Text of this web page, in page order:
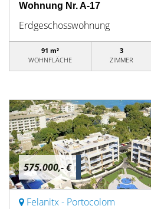
Wohnung Nr. A-17
Erdgeschosswohnung
91 m²
WOHNFLÄCHE
3
ZIMMER
575.000,- €
Felanitx - Portocolom